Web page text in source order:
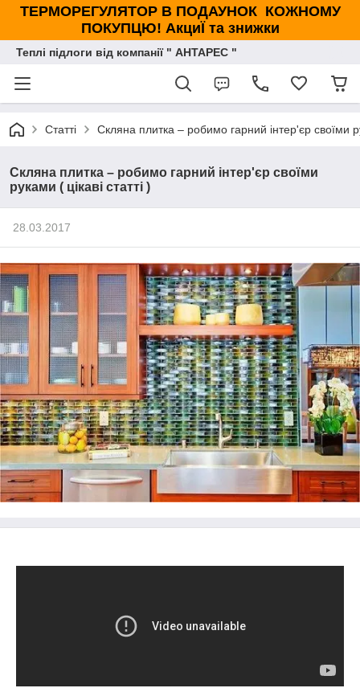
ТЕРМОРЕГУЛЯТОР В ПОДАУНОК КОЖНОМУ
ПОКУПЦЮ! АкциЇ та знижки
Теплі підлоги від компанії " АНТАРЕС "
Статті Скляна плитка – робимо гарний інтер'єр своїми
Скляна плитка – робимо гарний інтер'єр своїми
руками ( цікаві статті )
28.03.2017